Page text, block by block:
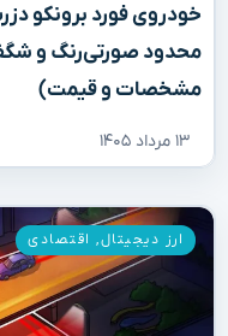
خودروی فورد برونکو
محدود صورتی‌رنگ و
مشخصات و قیمت)
۱۳ مرداد ۱۴۰۵
ارز دیجیتال, اقتصادی